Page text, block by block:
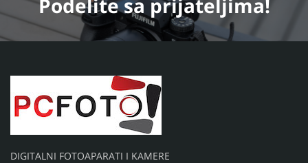
Podelitesa prijateljima!
DIGITALNI FOTOAPARATI I KAMERE